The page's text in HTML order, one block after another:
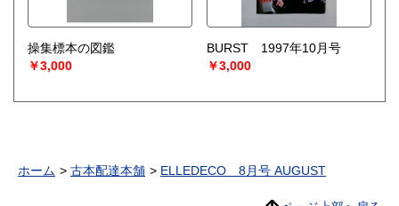
操集標本の図鑑
￥3,000
BURST 1997年10月号
￥3,000
ホーム 古本配達本舗 ELLEDECO 8月号 AUGUST